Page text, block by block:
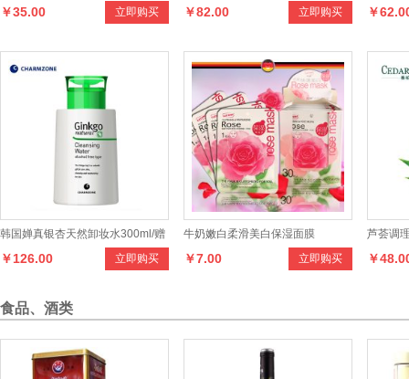
眼影 立即购买
￥35.00 单方精油 芳疗护肤品 立即购买
￥82.00 ￥
韩国婵真银杏天然卸妆水300ml/赠
60片化妆棉 保湿卸妆 立即购买
￥126.00
牛奶嫩白柔滑美白保湿面膜
立即购买
￥7.00
芦荟调
￥
食品、酒类